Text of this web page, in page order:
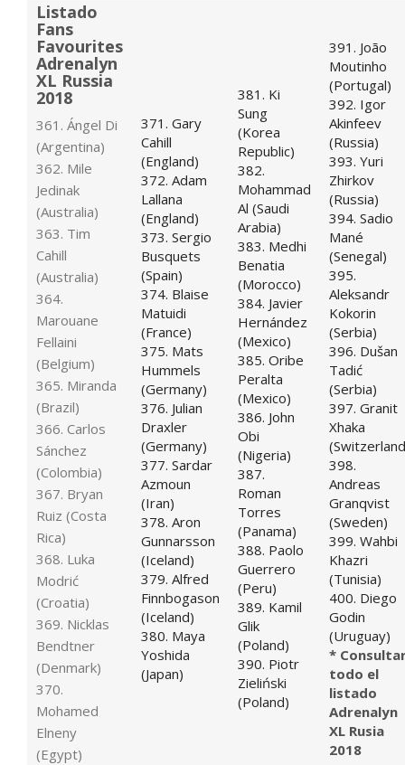
Listado
Fans
Favourites
Adrenalyn
XL Russia
2018
361. Ángel Di
(Argentina)
362. Mile
Jedinak
(Australia)
363. Tim
Cahill
(Australia)
364.
Marouane
Fellaini
(Belgium)
365. Miranda
(Brazil)
366. Carlos
Sánchez
(Colombia)
367. Bryan
Ruiz (Costa
Rica)
368. Luka
Modrić
(Croatia)
369. Nicklas
Bendtner
(Denmark)
370.
Mohamed
Elneny
(Egypt)
371. Gary
Cahill
(England)
372. Adam
Lallana
(England)
373. Sergio
Busquets
(Spain)
374. Blaise
Matuidi
(France)
375. Mats
Hummels
(Germany)
376. Julian
Draxler
(Germany)
377. Sardar
Azmoun
(Iran)
378. Aron
Gunnarsson
(Iceland)
379. Alfred
Finnbogason
(Iceland)
380. Maya
Yoshida
(Japan)
381. Ki
Sung
(Korea
Republic)
382.
Mohammad
Al (Saudi
Arabia)
383. Medhi
Benatia
(Morocco)
384. Javier
Hernández
(Mexico)
385. Oribe
Peralta
(Mexico)
386. John
Obi
(Nigeria)
387.
Roman
Torres
(Panama)
388. Paolo
Guerrero
(Peru)
389. Kamil
Glik
(Poland)
390. Piotr
Zieliński
(Poland)
391. João
Moutinho
(Portugal)
392. Igor
Akinfeev
(Russia)
393. Yuri
Zhirkov
(Russia)
394. Sadio
Mané
(Senegal)
395.
Aleksandr
Kokorin
(Serbia)
396. Dušan
Tadić
(Serbia)
397. Granit
Xhaka
398.
Andreas
Granqvist
(Sweden)
399. Wahbi
Khazri
(Tunisia)
400. Diego
Godin
(Uruguay)
*
todo el
listado
Adrenalyn
XL Rusia
2018